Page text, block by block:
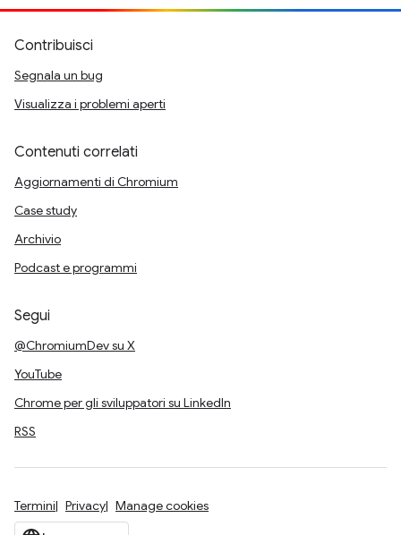
Contribuisci
Segnala un bug
Visualizza i problemi aperti
Contenuti correlati
Aggiornamenti di Chromium
Case study
Archivio
Podcast e programmi
Segui
@ChromiumDev su X
YouTube
Chrome per gli sviluppatori su LinkedIn
RSS
Termini Privacy Manage cookies